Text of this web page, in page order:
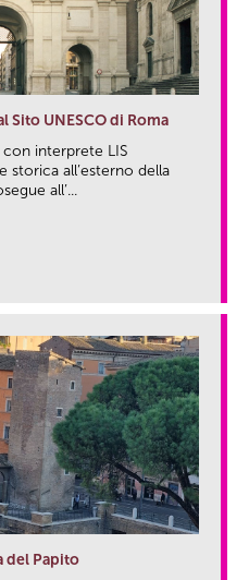
Sito UNESCO di Roma
con interprete LIS
storica all’esterno della
all’...
del Papito